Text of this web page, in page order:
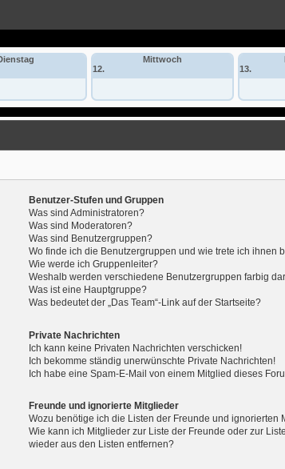
Mittwoch
12.
13.
Benutzer-Stufen und Gruppen
Was sind Administratoren?
Was sind Moderatoren?
Was sind Benutzergruppen?
Wo finde ich die Benutzergruppen und wie trete ich ihnen
Wie werde ich Gruppenleiter?
Weshalb werden verschiedene Benutzergruppen farbig
Was ist eine Hauptgruppe?
Was bedeutet der „Das Team“-Link auf der Startseite?
Private Nachrichten
Ich kann keine Privaten Nachrichten verschicken!
Ich bekomme ständig unerwünschte Private Nachrichten!
Ich habe eine Spam-E-Mail von einem Mitglied dieses
Freunde und ignorierte Mitglieder
Wozu benötige ich die Listen der Freunde und ignorierten
Wie kann ich Mitglieder zur Liste der Freunde oder zur
wieder aus den Listen entfernen?